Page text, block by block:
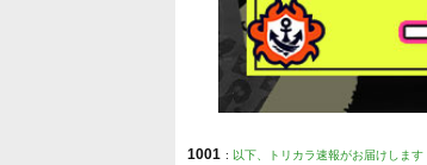
1001 : 以下、トリカラ速報がお届けします